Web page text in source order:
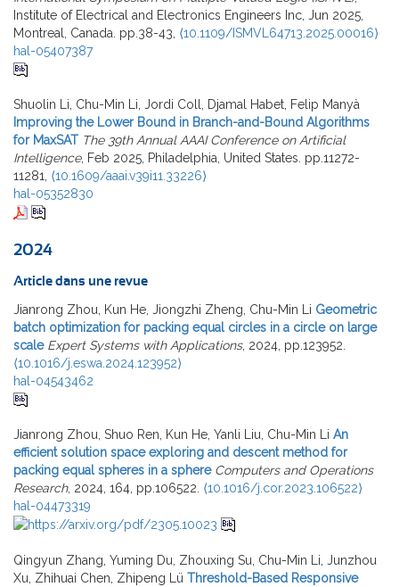
Institute of Electrical and Electronics Engineers Inc, Jun 2025,
Montreal, Canada. pp.38-43, ⟨10.1109/ISMVL64713.2025.00016⟩
hal-05407387
Shuolin Li, Chu-Min Li, Jordi Coll, Djamal Habet, Felip Manyà
Improving the Lower Bound in Branch-and-Bound Algorithms
for MaxSAT The 39th Annual AAAI Conference on Artificial
Intelligence, Feb 2025, Philadelphia, United States. pp.11272-
11281, ⟨10.1609/aaai.v39i11.33226⟩
hal-05352830
2024
Article dans une revue
Jianrong Zhou, Kun He, Jiongzhi Zheng, Chu-Min Li Geometric
batch optimization for packing equal circles in a circle on large
scale Expert Systems with Applications, 2024, pp.123952.
⟨10.1016/j.eswa.2024.123952⟩
hal-04543462
Jianrong Zhou, Shuo Ren, Kun He, Yanli Liu, Chu-Min Li An
efficient solution space exploring and descent method for
packing equal spheres in a sphere Computers and Operations
Research, 2024, 164, pp.106522. ⟨10.1016/j.cor.2023.106522⟩
hal-04473319
Qingyun Zhang, Yuming Du, Zhouxing Su, Chu-Min Li, Junzhou
Xu, Zhihuai Chen, Zhipeng Lü Threshold-Based Responsive